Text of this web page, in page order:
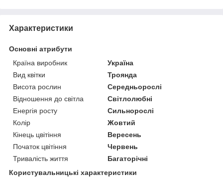
Характеристики
Основні атрибути
Країна виробник
Україна
Вид квітки
Троянда
Висота рослин
Середньорослі
Відношення до світла
Світлолюбні
Енергія росту
Сильнорослі
Колір
Жовтий
Кінець цвітіння
Вересень
Початок цвітіння
Червень
Тривалість життя
Багаторічні
Користувальницькі характеристики